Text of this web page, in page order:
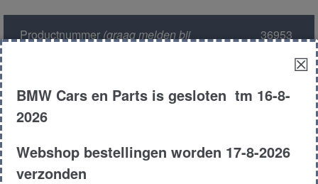
aantalProductnummer(graag melden bij
36953
Model : E10
Type :
☒
BMW Cars en Parts is gesloten tm 16-8-
2026
Webshop bestellingen worden 17-8-2026
verzonden